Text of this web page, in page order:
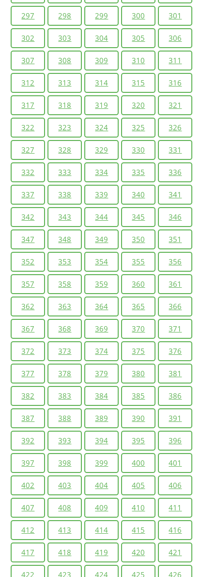
297 298 299 300 301
302 303 304 305 306
307 308 309 310 311
312 313 314 315 316
317 318 319 320 321
322 323 324 325 326
327 328 329 330 331
332 333 334 335 336
337 338 339 340 341
342 343 344 345 346
347 348 349 350 351
352 353 354 355 356
357 358 359 360 361
362 363 364 365 366
367 368 369 370 371
372 373 374 375 376
377 378 379 380 381
382 383 384 385 386
387 388 389 390 391
392 393 394 395 396
397 398 399 400 401
402 403 404 405 406
407 408 409 410 411
412 413 414 415 416
417 418 419 420 421
422 423 424 425 426